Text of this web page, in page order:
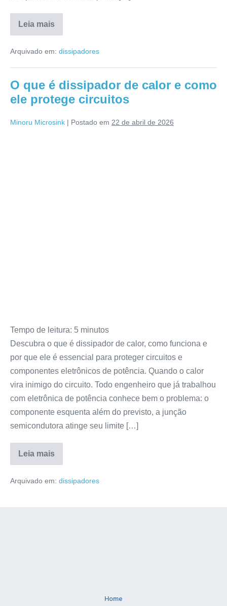
Leia mais
Arquivado em: dissipadores
O que é dissipador de calor e como
ele protege circuitos
Minoru Microsink | Postado em 22 de abril de 2026
Tempo de leitura: 5 minutos
Descubra o que é dissipador de calor, como funciona e
por que ele é essencial para proteger circuitos e
componentes eletrônicos de potência. Quando o calor
vira inimigo do circuito. Todo engenheiro que já trabalhou
com eletrônica de potência conhece bem o problema: o
componente esquenta além do previsto, a junção
semicondutora atinge seu limite […]
Leia mais
Arquivado em: dissipadores
Home